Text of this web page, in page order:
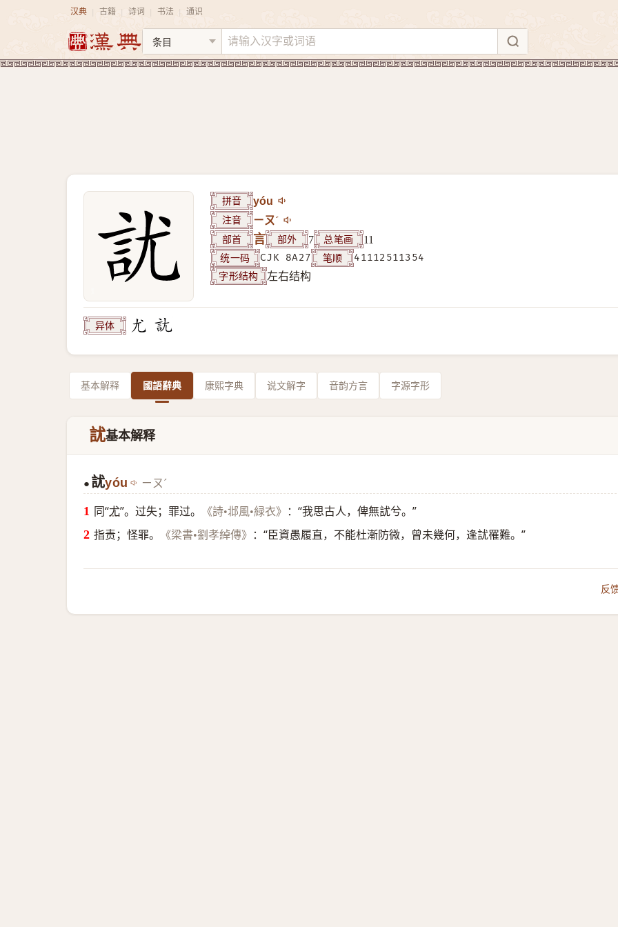
汉典 古籍 诗词 书法 通识
拼音 yóu
注音 ㄧㄡˊ
部首 言 部外 7 总笔画 11
统一码 CJK 8A27 笔顺 41112511354
字形结构 左右结构
异体
基本解释 國語辭典 康熙字典 说文解字 音韵方言 字源字形
訧基本解释
● 訧yóu ㄧㄡˊ
同“尤”。过失；罪过。 《詩•邶風•緑衣》
：“我思古人，俾無訧兮。”
指责；怪罪。
《梁書•劉孝綽傳》 ：“臣資愚履直，不能杜漸防微，曾未幾何，逢訧罹難。”
反